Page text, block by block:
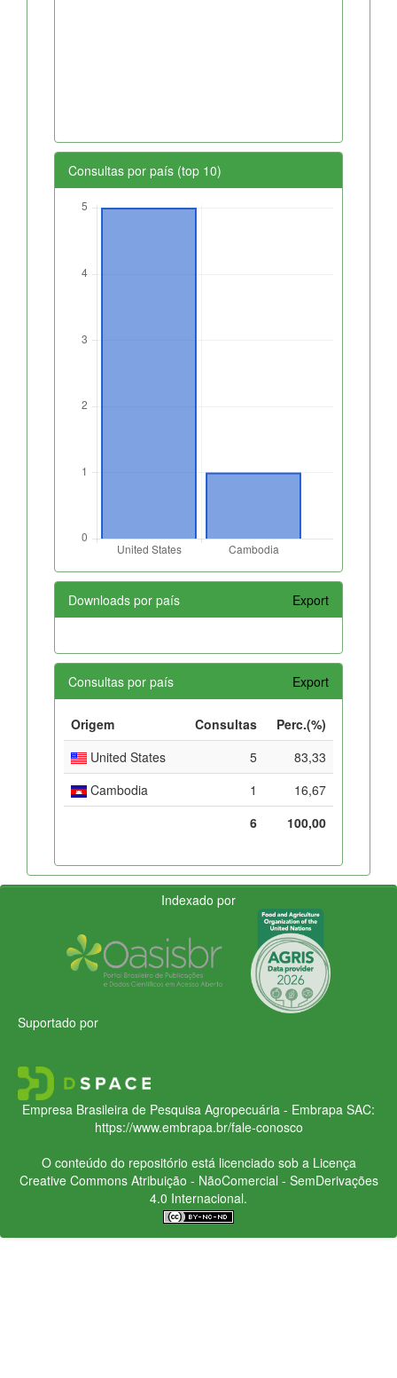
Consultas por país (top 10)
Downloads por país Export
Consultas por país Export
Origem Consultas
Perc.(%)
United States
5
83,33
Cambodia
1
16,67
6
100,00
Indexado por
Suportado por
Empresa Brasileira de Pesquisa Agropecuária - Embrapa SAC:
https://www.embrapa.br/fale-conosco
O conteúdo do repositório está licenciado sob a Licença
Creative CommonsAtribuição - NãoComercial - SemDerivações
4.0 Internacional.